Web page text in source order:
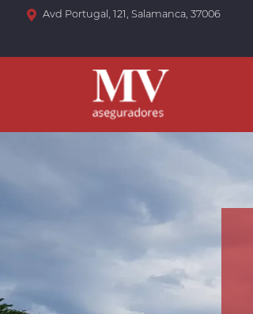
Avd Portugal, 121, Salamanca, 37006